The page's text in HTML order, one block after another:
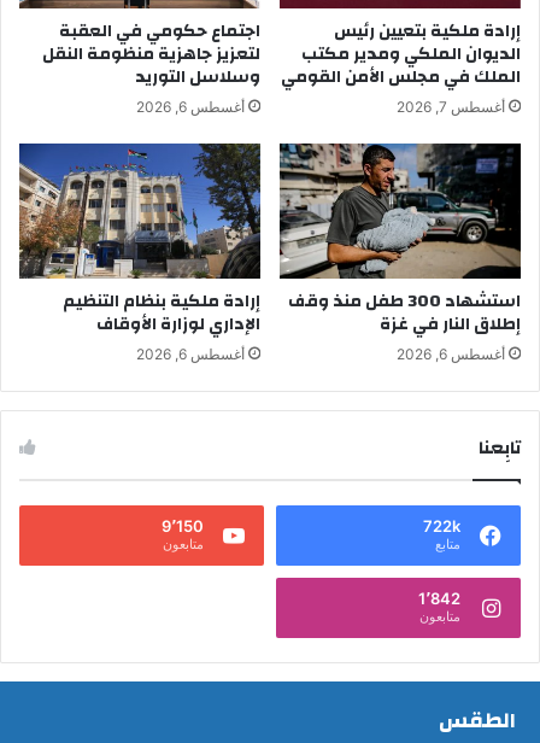
إرادة ملكية بتعيين رئيس
الديوان الملكي ومدير مكتب
الملك في مجلس الأمن القومي
أغسطس 7, 2026
اجتماع حكومي في العقبة
لتعزيز جاهزية منظومة النقل
وسلاسل التوريد
أغسطس 6, 2026
استشهاد 300 طفل منذ وقف
إطلاق النار في غزة
أغسطس 6, 2026
إرادة ملكية بنظام التنظيم
الإداري لوزارة الأوقاف
أغسطس 6, 2026
تابِعنا
722k
متابع
9٬150
متابعون
1٬842
متابعون
الطقس